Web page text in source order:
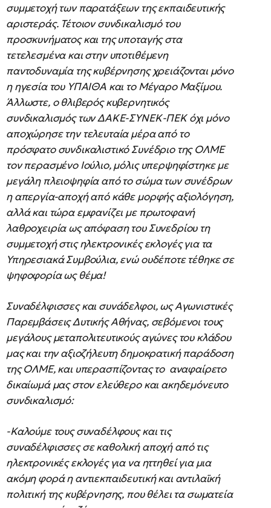
συμμετοχή των παρατάξεων της εκπαιδευτικής
αριστεράς. Τέτοιον συνδικαλισμό του
προσκυνήματος και της υποταγής στα
τετελεσμένα και στην υποτιθέμενη
παντοδυναμία της κυβέρνησης χρειάζονται μόνο
η ηγεσία του ΥΠΑΙΘΑ και το Μέγαρο Μαξίμου.
Άλλωστε, ο θλιβερός κυβερνητικός
συνδικαλισμός των ΔΑΚΕ-ΣΥΝΕΚ-ΠΕΚ όχι μόνο
αποχώρησε την τελευταία μέρα από το
πρόσφατο συνδικαλιστικό Συνέδριο της ΟΛΜΕ
τον περασμένο Ιούλιο, μόλις υπερψηφίστηκε με
μεγάλη πλειοψηφία από το σώμα των συνέδρων
η απεργία-αποχή από κάθε μορφής αξιολόγηση,
αλλά και τώρα εμφανίζει με πρωτοφανή
λαθροχειρία ως απόφαση του Συνεδρίου τη
συμμετοχή στις ηλεκτρονικές εκλογές για τα
Υπηρεσιακά Συμβούλια, ενώ ουδέποτε τέθηκε σε
ψηφοφορία ως θέμα!
Συναδέλφισσες και συνάδελφοι, ως Αγωνιστικές
Παρεμβάσεις Δυτικής Αθήνας, σεβόμενοι τους
μεγάλους μεταπολιτευτικούς αγώνες του κλάδου
μας και την αξιοζήλευτη δημοκρατική παράδοση
της ΟΛΜΕ, και υπερασπίζοντας το αναφαίρετο
δικαίωμά μας στον ελεύθερο και ακηδεμόνευτο
συνδικαλισμό:
-Καλούμε τους συναδέλφους και τις
συναδέλφισσες σε καθολική αποχή από τις
ηλεκτρονικές εκλογές για να ηττηθεί για μια
ακόμη φορά η αντιεκπαιδευτική και αντιλαϊκή
πολιτική της κυβέρνησης, που θέλει τα σωματεία